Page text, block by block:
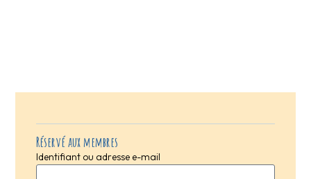
Réservé aux membres
Identifiant ou adresse e-mail